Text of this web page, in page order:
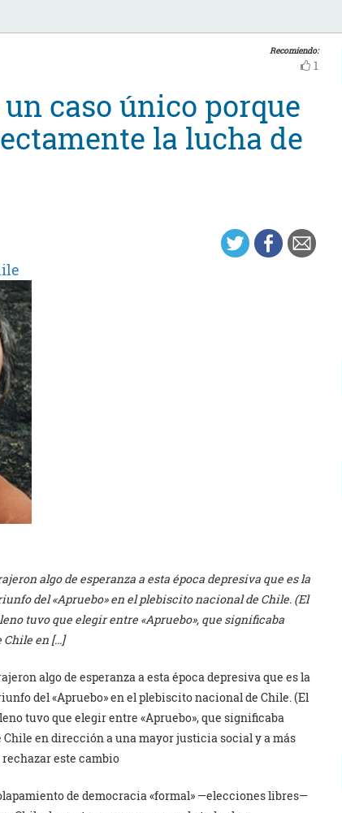
Recomiendo:
1
caso único porque
la lucha de
algo de esperanza a esta época depresiva que es la
del «Apruebo» en el plebiscito nacional de Chile. (El
tuvo que elegir entre «Apruebo», que significaba
Chile en […]
algo de esperanza a esta época depresiva que es la
del «Apruebo» en el plebiscito nacional de Chile. (El
tuvo que elegir entre «Apruebo», que significaba
en dirección a una mayor justicia social y a más
rechazar este cambio
de democracia «formal» —elecciones libres—